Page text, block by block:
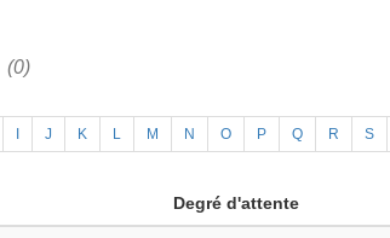
(0)
J K L M N O P Q R S
Degré d'attente